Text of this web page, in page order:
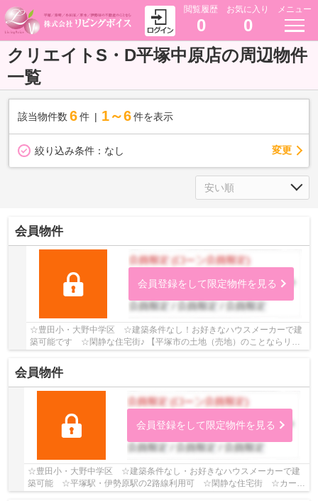
閲覧履歴
0
お気に入り
0
メニュー
クリエイトS・D平塚中原店の周辺物件
一覧
該当物件数 6件 1～6 件を表示
絞り込み条件： なし 変更
会員物件
会員登録をして限定物件を見る
☆豊田小・大野中学区 ☆建築条件なし！お好きなハウスメーカーで建
築可能です ☆閑静な住宅街♪ 【平塚市の土地（売地）のことならリビ
会員物件
会員登録をして限定物件を見る
☆豊田小・大野中学区 ☆建築条件なし・お好きなハウスメーカーで建
築可能 ☆平塚駅・伊勢原駅の2路線利用可 ☆閑静な住宅街 ☆カース
ペース2台以上駐車可能（車種による）♪ 【平塚市の...